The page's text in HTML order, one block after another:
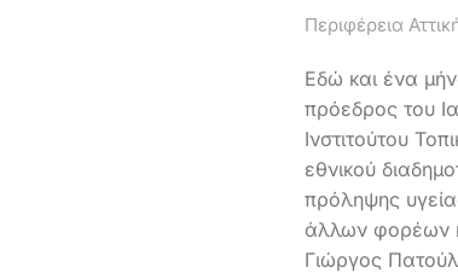
Περιφέρεια
Εδώ και ένα
πρόεδρος του
Ινστιτούτου
εθνικού
πρόληψης
άλλων φορέων
Γιώργος